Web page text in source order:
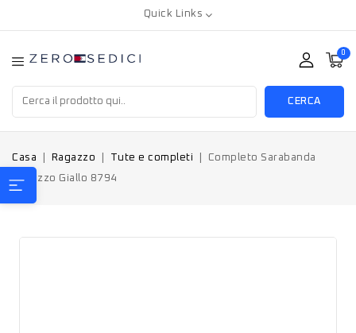
Quick Links
0
CERCA
Casa Ragazzo Tute e completi
Completo Sarabanda
Ragazzo Giallo 8794